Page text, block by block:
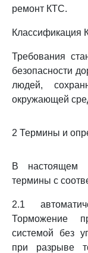
ремонт КТС.
Классификация
Требования
безопасности
людей,
окружающей
2 Термины и
В настоящем
термины с
2.1
Торможение
системой без
при разрыве